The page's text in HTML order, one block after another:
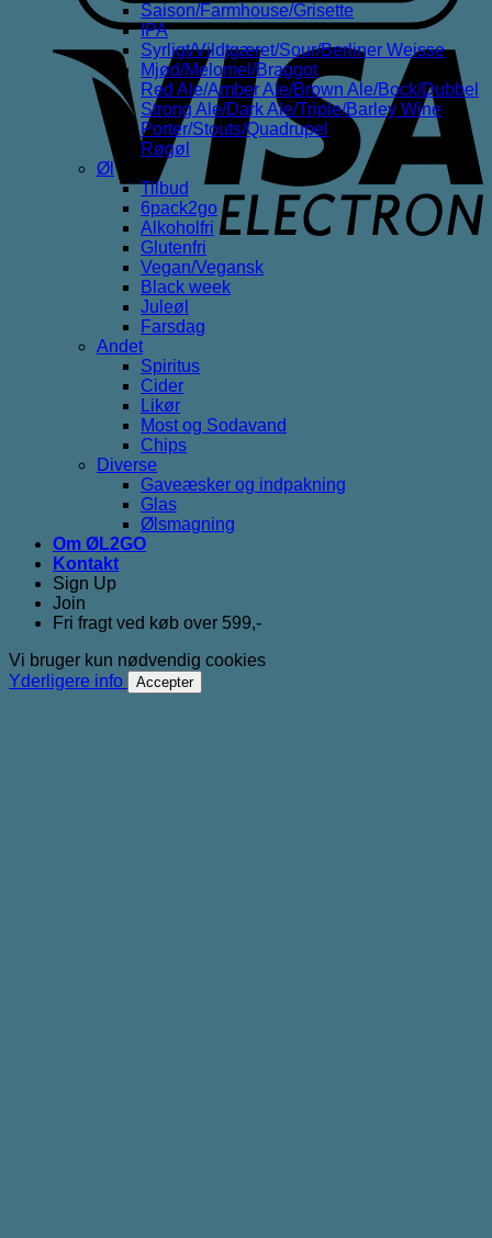
Saison/Farmhouse/Grisette
IPA
Syrligt/Vildtgæret/Sour/Berliner Weisse
Mjød/Melomel/Braggot
Red Ale/Amber Ale/Brown Ale/Bock/Dubbel
Strong Ale/Dark Ale/Triple/Barley Wine
Porter/Stouts/Quadrupel
Røgøl
Øl
Tilbud
6pack2go
Alkoholfri
Glutenfri
Vegan/Vegansk
Black week
Juleøl
Farsdag
Andet
Spiritus
Cider
Likør
Most og Sodavand
Chips
Diverse
Gaveæsker og indpakning
Glas
Ølsmagning
Om ØL2GO
Kontakt
Sign Up
Join
Fri fragt ved køb over 599,-
Vi bruger kun nødvendig cookies
Yderligere info
Accepter